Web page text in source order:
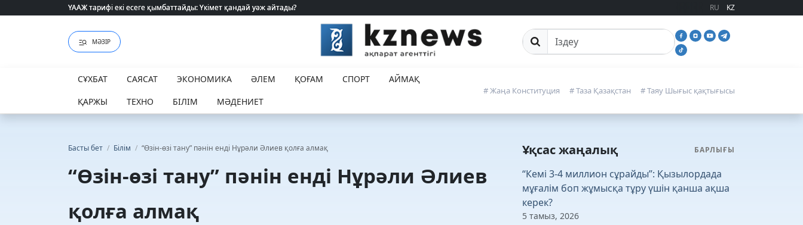
ҮААЖ тарифі екі есеге қымбаттайды: Үкімет қандай уәж айтады?
ҮААЖ тарифі екі есеге қымбаттайды: Үкімет қандай уәж айтады? RU KZ
МӘЗІР Сайттан іздеу
СҰХБАТ САЯСАТ ЭКОНОМИКА ӘЛЕМ ҚОҒАМ СПОРТ
АЙМАҚ
ҚАРЖЫ
ТЕХНО БІЛІМ МӘДЕНИЕТ
# Жаңа Конституция # Таза Қазақстан # Таяу Шығыс қақтығысы
Басты бет / Білім / “Өзін-өзі тану” пәнін енді Нұрәли Әлиев қолға алмақ
“Өзін-өзі тану” пәнін енді Нұрәли Әлиев
қолға алмақ
Ұқсас жаңалық БАРЛЫҒЫ
“Кемі 3-4 миллион сұрайды”: Қызылордада
мұғалім боп жұмысқа тұру үшін қанша ақша
керек?
5 тамыз, 2026